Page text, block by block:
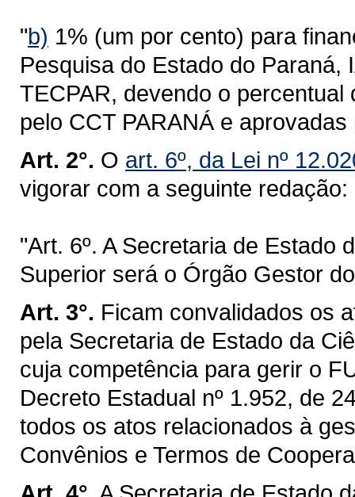
"b) 1% (um por cento) para
Pesquisa do Estado do Paraná,
TECPAR, devendo o
pelo CCT PARANÁ e
Art. 2°. O art. 6º, da Lei nº
vigorar com a seguinte redação:
"Art. 6º. A Secretaria de Estado
Superior será o Órgão Gestor
Art. 3°. Ficam convalidados os
pela Secretaria de Estado da
cuja competência para gerir o
Decreto Estadual nº 1.952, de
todos os atos relacionados à
Convênios e Termos de